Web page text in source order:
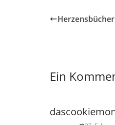
Ein